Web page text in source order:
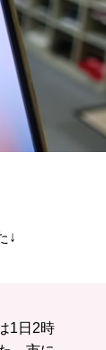
↓
1日2時